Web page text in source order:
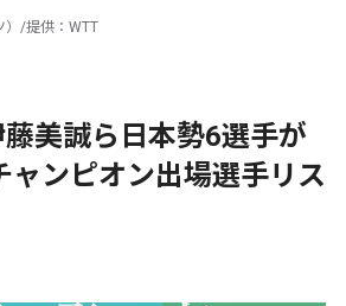
）/提供：WTT
美誠ら日本勢6選手が
ンピオン出場選手リス